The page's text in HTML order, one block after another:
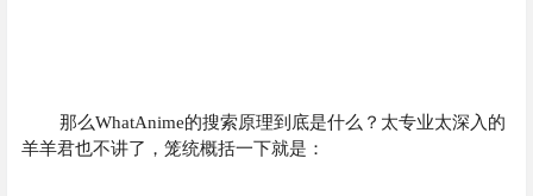
那么WhatAnime的搜索原理到底是什么？太专业太深入的
羊羊君也不讲了，笼统概括一下就是：